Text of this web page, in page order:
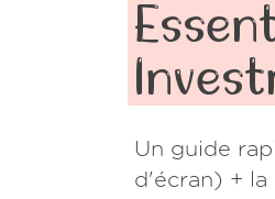
Un guide
d'écran) + la